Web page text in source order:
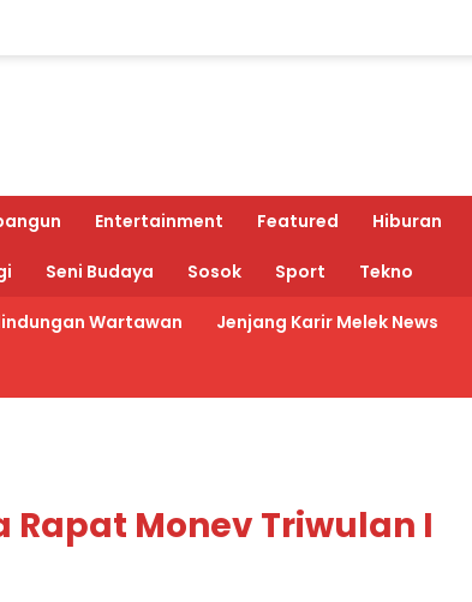
Entertainment Featured Hiburan
Seni Budaya Sosok Sport Tekno
Wartawan Jenjang Karir Melek News
Monev Triwulan I